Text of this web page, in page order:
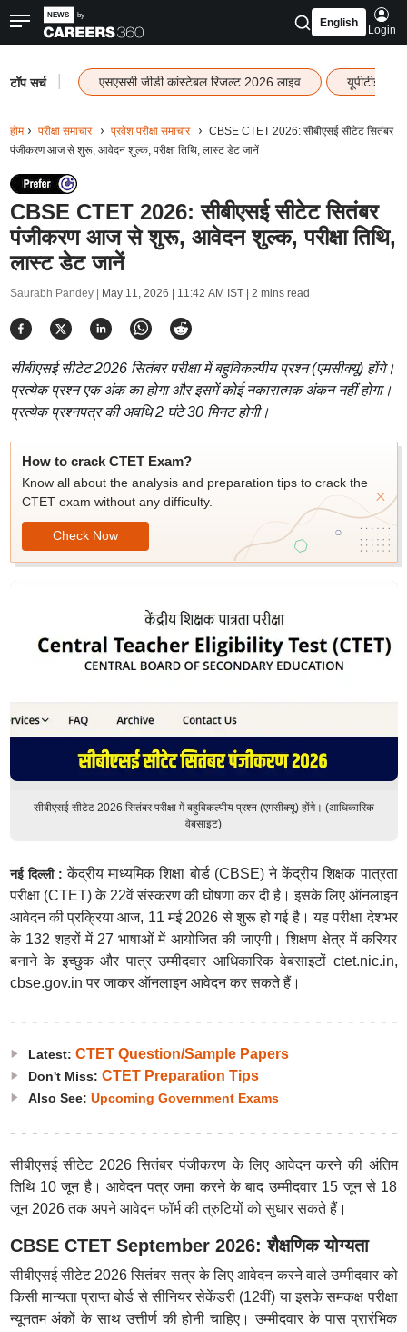
English
Login
टॉप सर्च एसएससी जीडी कांस्टेबल रिजल्ट 2026 लाइव यूपीटीईटी
होम परीक्षा समाचार प्रवेश परीक्षा समाचार
CBSE CTET 2026: सीबीएसई सीटेट सितंबर
पंजीकरण आज से शुरू, आवेदन शुल्क, परीक्षा तिथि, लास्ट डेट जानें
CBSE CTET 2026: सीबीएसई सीटेट सितंबर
पंजीकरण आज से शुरू, आवेदन शुल्क, परीक्षा तिथि,
लास्ट डेट जानें
Saurabh Pandey | May 11, 2026 | 11:42 AM IST| 2 mins read
सीबीएसई सीटेट 2026 सितंबर परीक्षा में बहुविकल्पीय प्रश्न (एमसीक्यू) होंगे।
प्रत्येक प्रश्न एक अंक का होगा और इसमें कोई नकारात्मक अंकन नहीं होगा।
प्रत्येक प्रश्नपत्र की अवधि 2 घंटे 30 मिनट होगी।
How to crack CTET Exam?
Know all about the analysis and preparation tips to crack the
CTET exam without any difficulty.
Check Now
सीबीएसई सीटेट 2026 सितंबर परीक्षा में बहुविकल्पीय प्रश्न (एमसीक्यू) होंगे। (आधिकारिक
वेबसाइट)
नई दिल्ली :केंद्रीय माध्यमिक शिक्षा बोर्ड (CBSE) ने केंद्रीय शिक्षक पात्रता
परीक्षा (CTET) के 22वें संस्करण की घोषणा कर दी है। इसके लिए ऑनलाइन
आवेदन की प्रक्रिया आज, 11 मई 2026 से शुरू हो गई है। यह परीक्षा देशभर
के 132 शहरों में 27 भाषाओं में आयोजित की जाएगी। शिक्षण क्षेत्र में करियर
बनाने के इच्छुक और पात्र उम्मीदवार आधिकारिक वेबसाइटों ctet.nic.in,
cbse.gov.in पर जाकर ऑनलाइन आवेदन कर सकते हैं।
Latest: CTET Question/Sample Papers
Don't Miss: CTET Preparation Tips
Also See: Upcoming Government Exams
सीबीएसई सीटेट 2026 सितंबर पंजीकरण के लिए आवेदन करने की अंतिम
तिथि 10 जून है। आवेदन पत्र जमा करने के बाद उम्मीदवार 15 जून से 18
जून 2026 तक अपने आवेदन फॉर्म की त्रुटियों को सुधार सकते हैं।
CBSE CTET September 2026: शैक्षणिक योग्यता
सीबीएसई सीटेट 2026 सितंबर सत्र के लिए आवेदन करने वाले उम्मीदवार को
किसी मान्यता प्राप्त बोर्ड से सीनियर सेकेंडरी (12वीं) या इसके समकक्ष परीक्षा
न्यूनतम अंकों के साथ उत्तीर्ण की होनी चाहिए। उम्मीदवार के पास प्रारंभिक